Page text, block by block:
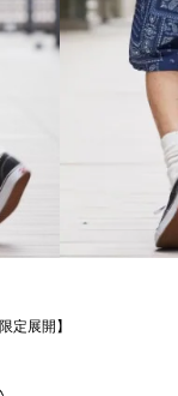
定展開】